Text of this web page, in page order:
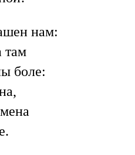
нам:
там
боле: